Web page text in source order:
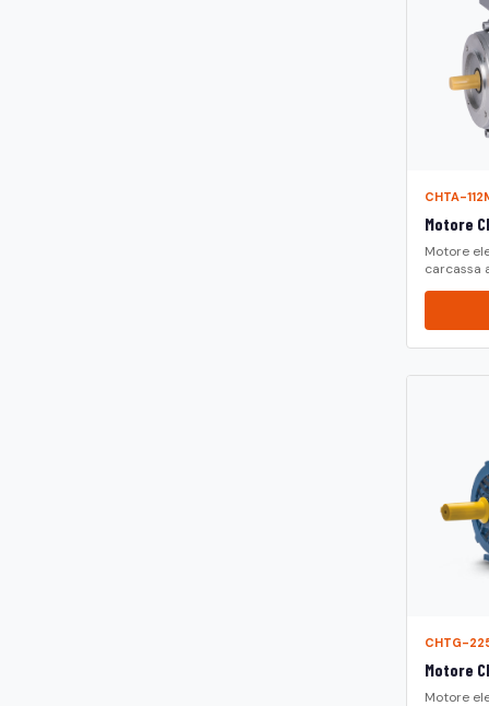
CHTA-
Motore
Motore
carcassa
CHTG-
Motore
Motore